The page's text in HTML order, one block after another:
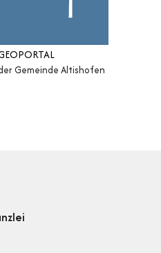
Gemeinde Altishofen